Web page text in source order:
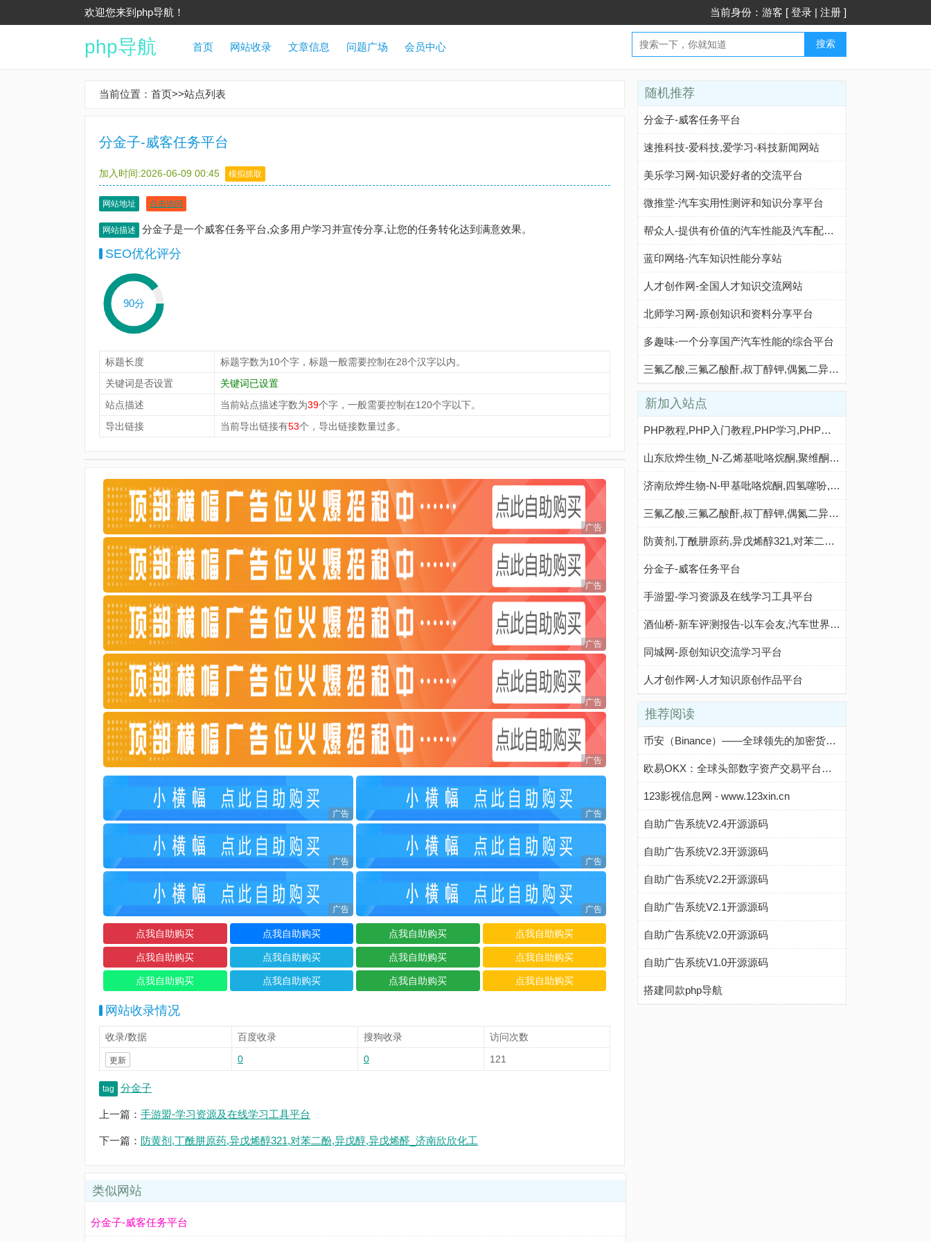
欢迎您来到php导航！ 当前身份：游客 [ 登录 | 注册 ]
php导航 首页 网站收录 文章信息 问题广场 会员中心 搜索
当前位置： 首页>>站点列表
分金子-威客任务平台
加入时间:2026-06-09 00:45 模拟抓取
网站地址 点击访问
网站描述 分金子是一个威客任务平台,众多用户学习并宣传分享,让您的任务转化达到满意效果。
SEO优化评分
90分
标题长度
标题字数为10个字，标题一般需要控制在28个汉字以内。
关键词是否设置
关键词已设置
站点描述
当前站点描述字数为39个字，一般需要控制在120个字以下。
导出链接
当前导出链接有53个，导出链接数量过多。
网站收录情况
收录/数据 百度收录 搜狗收录 访问次数
更新 0 0 121
tag 分金子
上一篇： 手游盟-学习资源及在线学习工具平台
下一篇： 防黄剂,丁酰肼原药,异戊烯醇321,对苯二酚,异戊醇,异戊烯醛_济南欣欣化工
类似网站
分金子-威客任务平台
随机推荐
分金子-威客任务平台
速推科技-爱科技,爱学习-科技新闻网站
美乐学习网-知识爱好者的交流平台
微推堂-汽车实用性测评和知识分享平台
帮众人-提供有价值的汽车性能及汽车配置网站
蓝印网络-汽车知识性能分享站
人才创作网-全国人才知识交流网站
北师学习网-原创知识和资料分享平台
多趣味-一个分享国产汽车性能的综合平台
三氟乙酸,三氟乙酸酐,叔丁醇钾,偶氮二异丁腈,N-甲基吡咯烷酮,二甲基二硫醚,异丁酸,对氯苯酚_山东欣烨化工
新加入站点
PHP教程,PHP入门教程,PHP学习,PHP程序员,PHP网站,PHP视频教程,Mysql教程,CMS教程,PHP粉丝网 - PHP粉丝网
山东欣烨生物_N-乙烯基吡咯烷酮,聚维酮k30;聚乙烯吡咯烷酮,对苯二酚,乙醇钠,丁酰肼原药,固体甲醇钠
济南欣烨生物-N-甲基吡咯烷酮,四氢噻吩,对苯醌,对苯酚,氧化苯乙烯,间苯甲醚,环戊酮
三氟乙酸,三氟乙酸酐,叔丁醇钾,偶氮二异丁腈,N-甲基吡咯烷酮,二甲基二硫醚,异丁酸,对氯苯酚_山东欣烨化工
防黄剂,丁酰肼原药,异戊烯醇321,对苯二酚,异戊醇,异戊烯醛_济南欣欣化工
分金子-威客任务平台
手游盟-学习资源及在线学习工具平台
酒仙桥-新车评测报告-以车会友,汽车世界由此精彩
同城网-原创知识交流学习平台
人才创作网-人才知识原创作品平台
推荐阅读
币安（Binance）——全球领先的加密货币交易平台介绍及官方入口
欧易OKX：全球头部数字资产交易平台全景解析与新手上路指南
123影视信息网 - www.123xin.cn
自助广告系统V2.4开源源码
自助广告系统V2.3开源源码
自助广告系统V2.2开源源码
自助广告系统V2.1开源源码
自助广告系统V2.0开源源码
自助广告系统V1.0开源源码
搭建同款php导航